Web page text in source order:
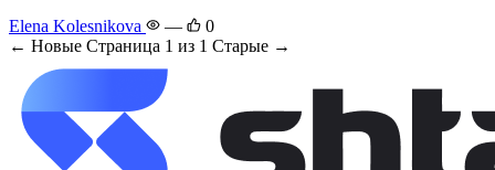
Elena Kolesnikova
—
0
← Новые Страница 1 из 1 Старые →